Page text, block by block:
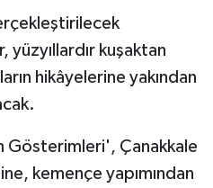
kuşaktan
hikâyelerine yakından
Gösterimleri', Çanakkale
kemençe yapımından